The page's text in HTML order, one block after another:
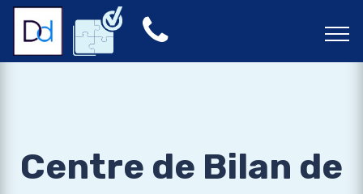
Centre de Bilan de